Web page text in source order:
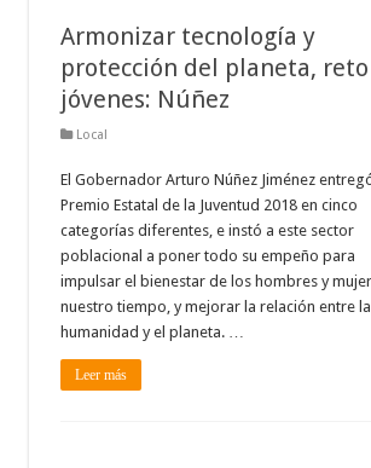
Armonizar tecnología y
protección del planeta,
jóvenes: Núñez
Local
El Gobernador Arturo Núñez Jiménez
Premio Estatal de la Juventud 2018 en cinco
categorías diferentes, e instó a este sector
poblacional a poner todo su empeño para
impulsar el bienestar de los hombres y
nuestro tiempo, y mejorar la relación entre la
humanidad y el planeta. …
Leer más